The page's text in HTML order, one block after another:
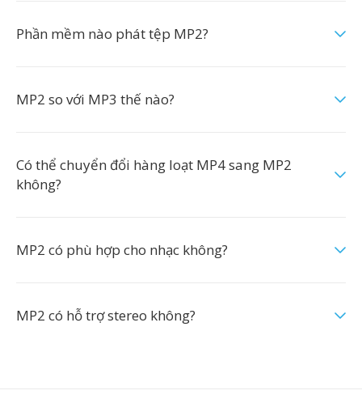
Phần mềm nào phát tệp MP2?
MP2 so với MP3 thế nào?
Có thể chuyển đổi hàng loạt MP4 sang MP2
không?
MP2 có phù hợp cho nhạc không?
MP2 có hỗ trợ stereo không?